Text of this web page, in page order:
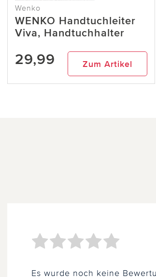
Wenko
WENKO Handtuchleiter
Viva, Handtuchhalter
29,99 Zum Artikel
Es wurde noch keine